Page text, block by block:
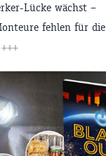
Lücke wächst –
fehlen für die
+++